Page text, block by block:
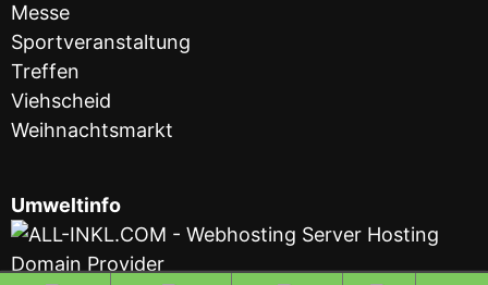
Messe
Sportveranstaltung
Treffen
Viehscheid
Weihnachtsmarkt
Umweltinfo